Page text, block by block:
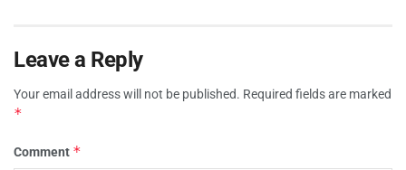
Leave a Reply
Your email address will not be published. Required fields are marked
*
Comment *